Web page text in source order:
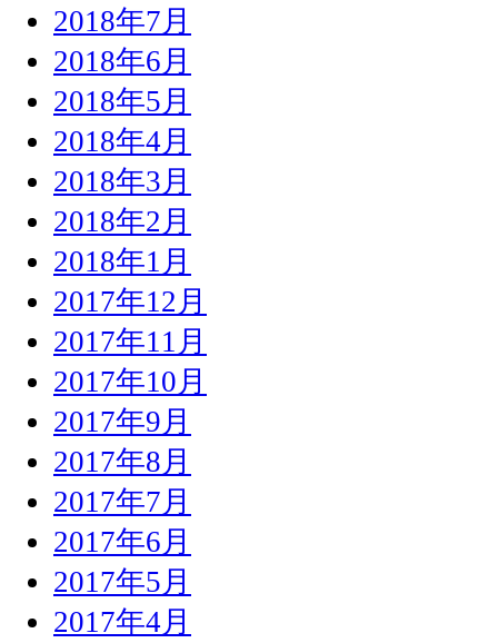
2018年7月
2018年6月
2018年5月
2018年4月
2018年3月
2018年2月
2018年1月
2017年12月
2017年11月
2017年10月
2017年9月
2017年8月
2017年7月
2017年6月
2017年5月
2017年4月